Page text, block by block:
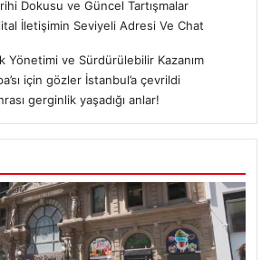
Dokusu ve Güncel Tartışmalar
İletişimin Seviyeli Adresi Ve Chat
Yönetimi ve Sürdürülebilir Kazanım
için gözler İstanbul’a çevrildi
gerginlik yaşadığı anlar!